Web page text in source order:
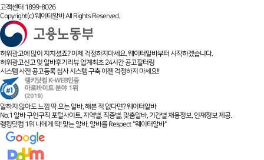
고객센터 1899-8026
Copyright(c) 웨이터알바 All Rights Reserved.
허위광고에 많이 지치셨죠? 이제 걱정하지마세요. 웨이터알바부터 시작하겠습니다.
허위광고신고 및 알바후기리뷰 업계최초 24시간 공고필터링
시스템 사전 공고등록 심사 시스템 구축 이젠 걱정하지 마세요!!
말하지 않아도 느낌 딱 오는 알바, 해본 적 없다면? 웨이터알바
No.1 알바 구인구직 포털사이트, 지역별, 직종별, 맞춤알바, 기간별 채용정보, 인재정보 제공.
랭킹닷컴 1위 나에게 딱! 맞는 알바, 알바를 Respect "웨이터알바"